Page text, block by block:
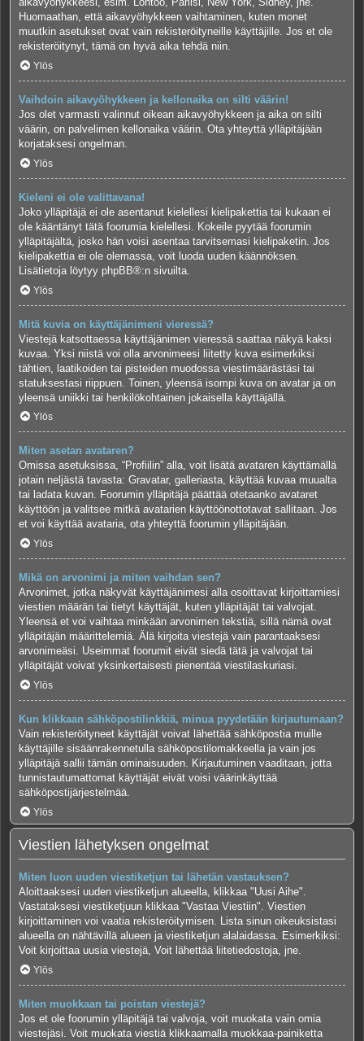
Huomaathan, että aikavyöhykkeen vaihtaminen, kuten monet
muutkin asetukset ovat vain rekisteröityneille käyttäjille. Jos et ole
rekisteröitynyt, tämä on hyvä aika tehdä niin.
Ylös
Vaihdoin aikavyöhykkeen ja kellonaika on silti väärin!
Jos olet varmasti valinnut oikean aikavyöhykkeen ja aika on silti
väärin, on palvelimen kellonaika väärin. Ota yhteyttä ylläpitäjään
korjataksesi ongelman.
Ylös
Kieleni ei ole valittavana!
Joko ylläpitäjä ei ole asentanut kielellesi kielipakettia tai kukaan ei
ole kääntänyt tätä foorumia kielellesi. Kokeile pyytää foorumin
ylläpitäjältä, josko hän voisi asentaa tarvitsemasi kielipaketin. Jos
kielipakettia ei ole olemassa, voit luoda uuden käännöksen.
Lisätietoja löytyy phpBB®:n sivuilta.
Ylös
Mitä kuvia on käyttäjänimeni vieressä?
Viestejä katsottaessa käyttäjänimen vieressä saattaa näkyä kaksi
kuvaa. Yksi niistä voi olla arvonimeesi liitetty kuva esimerkiksi
tähtien, laatikoiden tai pisteiden muodossa viestimäärästäsi tai
statuksestasi riippuen. Toinen, yleensä isompi kuva on avatar ja on
yleensä uniikki tai henkilökohtainen jokaisella käyttäjällä.
Ylös
Miten asetan avataren?
Omissa asetuksissa, “Profiilin” alla, voit lisätä avataren käyttämällä
jotain neljästä tavasta: Gravatar, galleriasta, käyttää kuvaa muualta
tai ladata kuvan. Foorumin ylläpitäjä päättää otetaanko avataret
käyttöön ja valitsee mitkä avatarien käyttöönottotavat sallitaan. Jos
et voi käyttää avataria, ota yhteyttä foorumin ylläpitäjään.
Ylös
Mikä on arvonimi ja miten vaihdan sen?
Arvonimet, jotka näkyvät käyttäjänimesi alla osoittavat kirjoittamiesi
viestien määrän tai tietyt käyttäjät, kuten ylläpitäjät tai valvojat.
Yleensä et voi vaihtaa minkään arvonimen tekstiä, sillä nämä ovat
ylläpitäjän määrittelemiä. Älä kirjoita viestejä vain parantaaksesi
arvonimeäsi. Useimmat foorumit eivät siedä tätä ja valvojat tai
ylläpitäjät voivat yksinkertaisesti pienentää viestilaskuriasi.
Ylös
Kun klikkaan sähköpostilinkkiä, minua pyydetään kirjautumaan?
Vain rekisteröityneet käyttäjät voivat lähettää sähköpostia muille
käyttäjille sisäänrakennetulla sähköpostilomakkeella ja vain jos
ylläpitäjä sallii tämän ominaisuuden. Kirjautuminen vaaditaan, jotta
tunnistautumattomat käyttäjät eivät voisi väärinkäyttää
sähköpostijärjestelmää.
Ylös
Viestien lähetyksen ongelmat
Miten luon uuden viestiketjun tai lähetän vastauksen?
Aloittaaksesi uuden viestiketjun alueella, klikkaa "Uusi Aihe".
Vastataksesi viestiketjuun klikkaa "Vastaa Viestiin". Viestien
kirjoittaminen voi vaatia rekisteröitymisen. Lista sinun oikeuksistasi
alueella on nähtävillä alueen ja viestiketjun alalaidassa. Esimerkiksi:
Voit kirjoittaa uusia viestejä, Voit lähettää liitetiedostoja, jne.
Ylös
Miten muokkaan tai poistan viestejä?
Jos et ole foorumin ylläpitäjä tai valvoja, voit muokata vain omia
viestejäsi. Voit muokata viestiä klikkaamalla muokkaa-painiketta